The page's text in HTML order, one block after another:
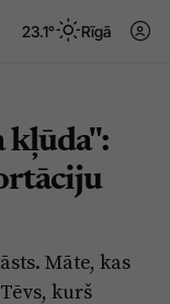
23.1° Rīgā
kļūda":
Māte, kas
kurš